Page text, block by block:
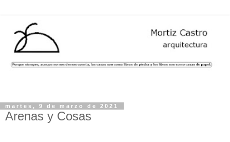
martes, 9 de marzo de 2021
Arenas y Cosas